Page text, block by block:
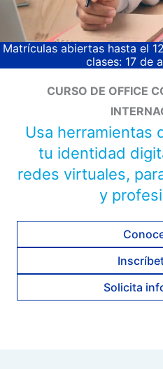
Matrículas abiertas hasta el
clases: 17 de
CURSO DE OFFICE
Usa herramientas
tu identidad
redes virtuales,
y
Solicita